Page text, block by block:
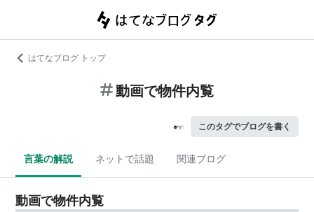
はてなブログ トップ
動画で物件内覧
このタグでブログを書く
言葉の解説 ネットで話題 関連ブログ
動画で物件内覧